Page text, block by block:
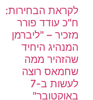
לקראת הבחירות:
ח"כ עודד פורר
מזכיר – "ליברמן
המנהיג היחיד
שהזהיר ממה
שחמאס רוצה
לעשות ב-7
באוקטובר"